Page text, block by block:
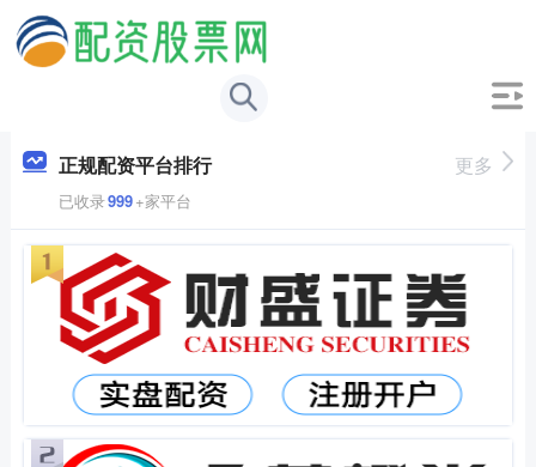
正规配资平台排行
已收录999+家平台
更多